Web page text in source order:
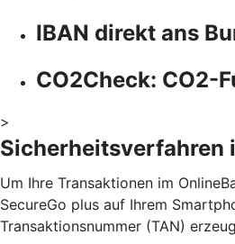
IBAN direkt ans
CO2Check: CO2-
>
Sicherheitsverfahren
Um Ihre Transaktionen im
SecureGo plus auf Ihrem
Transaktionsnummer (TAN)